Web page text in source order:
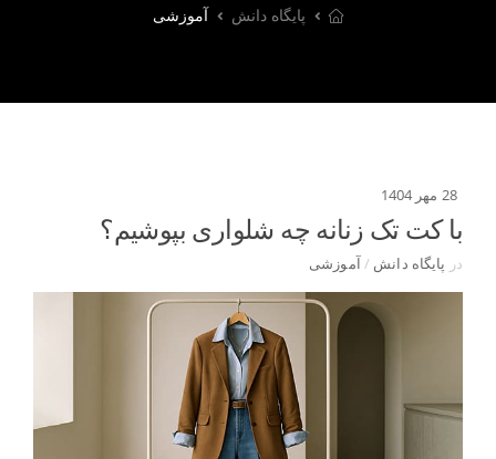
پایگاه دانش آموزشی
28 مهر 1404
با کت تک زنانه چه شلواری بپوشیم؟
در پایگاه دانش /آموزشی